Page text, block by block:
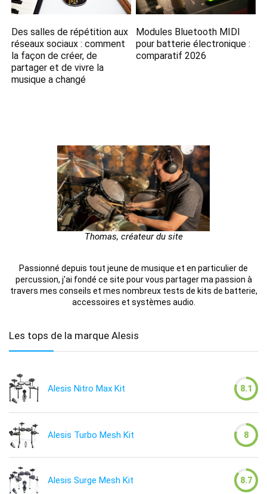
Des salles de répétition aux
réseaux sociaux : comment
la façon de créer, de
partager et de vivre la
musique a changé
Modules Bluetooth MIDI
pour batterie électronique :
comparatif 2026
Thomas, créateur du site
Passionné depuis tout jeune de musique et en particulier de
percussion, j'ai fondé ce site pour vous partager ma passion à
travers mes conseils et mes nombreux tests de kits de batterie,
accessoires et systèmes audio.
Les tops de la marque Alesis
Alesis Nitro Max Kit 8.1
Alesis Turbo Mesh Kit 8
Alesis Surge Mesh Kit 8.7